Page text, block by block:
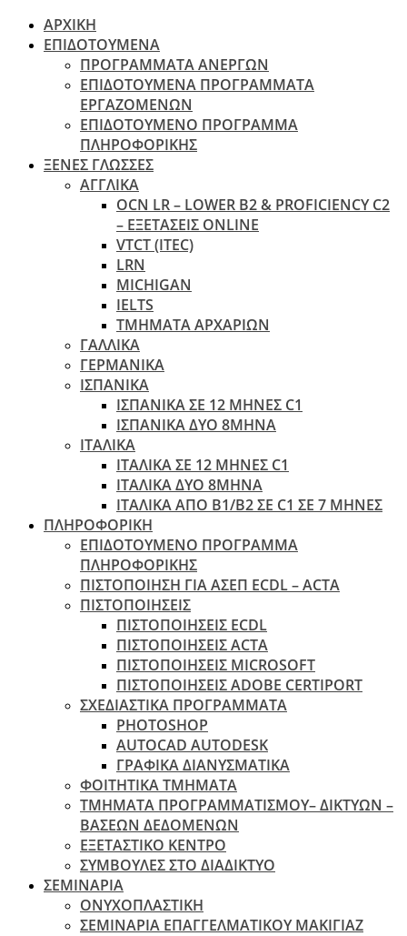
ΑΡΧΙΚΗ
ΕΠΙΔΟΤΟΥΜΕΝΑ
ΠΡΟΓΡΑΜΜΑΤΑ ΑΝΕΡΓΩΝ
ΕΠΙΔΟΤΟΥΜΕΝΑ ΠΡΟΓΡΑΜΜΑΤΑ
ΕΡΓΑΖΟΜΕΝΩΝ
ΕΠΙΔΟΤΟΥΜΕΝΟ ΠΡΟΓΡΑΜΜΑ
ΠΛΗΡΟΦΟΡΙΚΗΣ
ΞΕΝΕΣ ΓΛΩΣΣΕΣ
ΑΓΓΛΙΚΑ
OCN LR – LOWER B2 & PROFICIENCY C2
– ΕΞΕΤΆΣΕΙΣ ONLINE
VTCT (ITEC)
LRN
MICHIGAN
IELTS
ΤΜΗΜΑΤΑ ΑΡΧΑΡΙΩΝ
ΓΑΛΛΙΚΑ
ΓΕΡΜΑΝΙΚΑ
ΙΣΠΑΝΙΚΑ
ΙΣΠΑΝΙΚΑ ΣΕ 12 ΜΗΝΕΣ C1
ΙΣΠΑΝΙΚΑ ΔΥΟ 8ΜΗΝΑ
ΙΤΑΛΙΚΑ
ΙΤΑΛΙΚΑ ΣΕ 12 ΜΗΝΕΣ C1
ΙΤΑΛΙΚΑ ΔΥΟ 8ΜΗΝΑ
ΙΤΑΛΙΚΑ ΑΠΌ B1/B2 ΣΕ C1 ΣΕ 7 ΜΉΝΕΣ
ΠΛΗΡΟΦΟΡΙΚΗ
ΕΠΙΔΟΤΟΥΜΕΝΟ ΠΡΟΓΡΑΜΜΑ
ΠΛΗΡΟΦΟΡΙΚΗΣ
ΠIΣΤΟΠΟΙΗΣΗ ΓΙΑ ΑΣΕΠ ECDL – ACTA
ΠΙΣΤΟΠΟΙΗΣΕΙΣ
ΠΙΣΤΟΠΟΙΗΣΕΙΣ ECDL
ΠΙΣΤΟΠΟΙΗΣΕΙΣ ACTA
ΠΙΣΤΟΠΟΙΗΣΕΙΣ MICROSOFT
ΠΙΣΤΟΠΟΙΗΣΕΙΣ ADOBE CERTIPORT
ΣΧΕΔΙΑΣΤΙΚΑ ΠΡΟΓΡΑΜΜΑΤΑ
PHOTOSHOP
AUTOCAD AUTODESK
ΓΡΑΦΙΚΑ ΔΙΑΝΥΣΜΑΤΙΚΑ
ΦΟΙΤΗΤΙΚΑ ΤΜΗΜΑΤΑ
ΤΜΗΜΑΤΑ ΠΡΟΓΡΑΜΜΑΤΙΣΜΟΥ– ΔΙΚΤΥΩΝ –
ΒΑΣΕΩΝ ΔΕΔΟΜΕΝΩΝ
ΕΞΕΤΑΣΤΙΚΟ ΚΕΝΤΡΟ
ΣΥΜΒΟΥΛΕΣ ΣΤΟ ΔΙΑΔΙΚΤΥΟ
ΣΕΜΙΝΑΡΙΑ
ΟΝΥΧΟΠΛΑΣΤΙΚΗ
ΣΕΜΙΝΑΡΙΑ ΕΠΑΓΓΕΛΜΑΤΙΚΟΥ ΜΑΚΙΓΙΑΖ